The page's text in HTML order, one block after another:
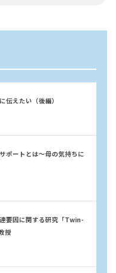
伝えたい（後編）
ポートとは～母の気持ちに
要因に関する研究「Twin-
授